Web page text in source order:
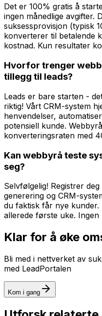
Det er 100% gratis å
ingen månedlige avgifter.
suksessprovisjon (typisk
konverterer til betalende
kostnad. Kun resultater
Hvorfor trenger
tillegg til leads?
Leads er bare starten -
riktig! Vårt CRM-system
henvendelser,
potensiell kunde.
konverteringsraten med
Kan webbyrå teste
seg?
Selvfølgelig! Registrer
generering og CRM-
du faktisk får nye
allerede første uke. Ingen
Klar for å øke
Bli med i nettverket av
med LeadPortalen
Kom i gang